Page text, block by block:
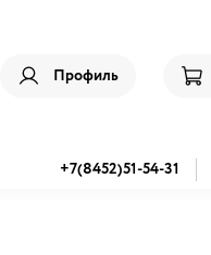
Профиль
+7(8452)51-54-31